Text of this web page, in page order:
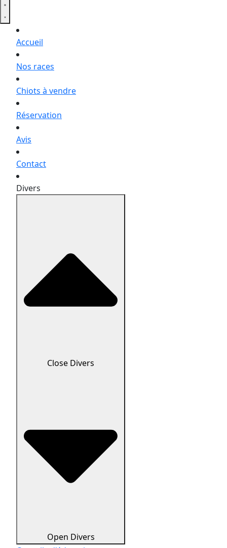
Accueil
Nos races
Chiots à vendre
Réservation
Avis
Contact
Divers
Close Divers
Open Divers